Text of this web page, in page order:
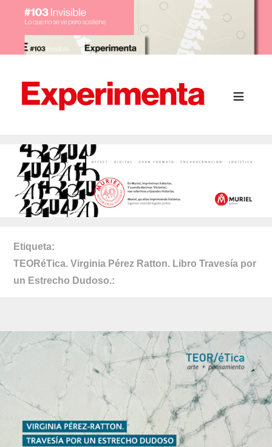
Etiqueta
TEORéTica. Virginia Pérez Ratton. Libro Travesía por
un Estrecho Dudoso.